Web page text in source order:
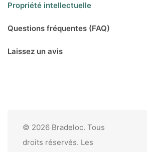
Propriété intellectuelle
Questions fréquentes (FAQ)
Laissez un avis
© 2026 Bradeloc. Tous
droits réservés. Les